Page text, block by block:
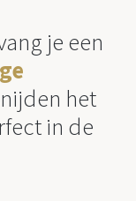
je een
het
in de